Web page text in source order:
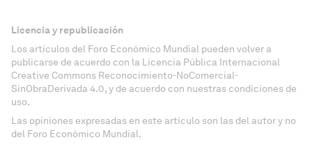
Licencia y republicación
Los artículos del Foro Económico Mundial pueden volver a
publicarse de acuerdo con la Licencia Pública Internacional
Creative Commons Reconocimiento-NoComercial-
SinObraDerivada 4.0, y de acuerdo con nuestras condiciones de
uso.
Las opiniones expresadas en este artículo son las del autor y no
del Foro Económico Mundial.